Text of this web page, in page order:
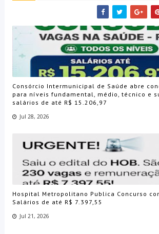
Consórcio Intermunicipal de Saúde abre
para níveis fundamental, médio, técnico e
salários de até R$ 15.206,97
Jul 28, 2026
Hospital Metropolitano Publica Concurso
Salários de até R$ 7.397,55
Jul 21, 2026